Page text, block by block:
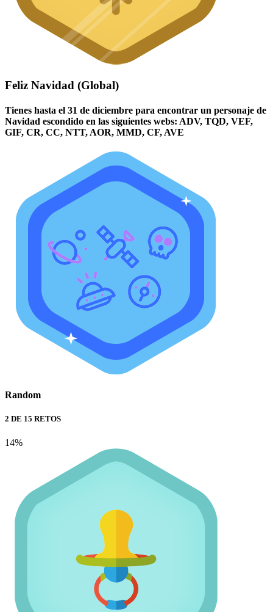
Feliz Navidad (Global)
Tienes hasta el 31 de diciembre para encontrar un personaje de
Navidad escondido en las siguientes webs: ADV, TQD, VEF,
GIF, CR, CC, NTT, AOR, MMD, CF, AVE
Random
2 DE 15 RETOS
14%